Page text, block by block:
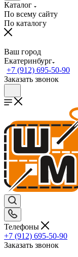
Каталог
По всему сайту
По каталогу
Ваш город
Екатеринбург
+7 (912) 695-50-90
Заказать звонок
Телефоны
+7 (912) 695-50-90
Заказать звонок